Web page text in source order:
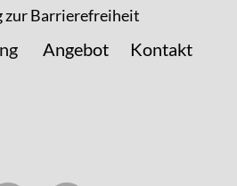
zur Barrierefreiheit
Angebot Kontakt